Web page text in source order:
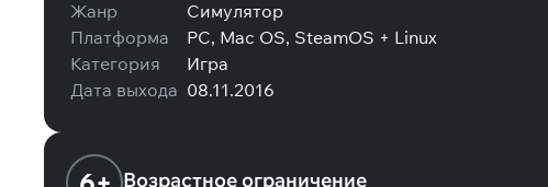
Жанр
Симулятор
Платформа
PC, Mac OS, SteamOS + Linux
Категория
Игра
Дата выхода 08.11.2016
Возрастное ограничение